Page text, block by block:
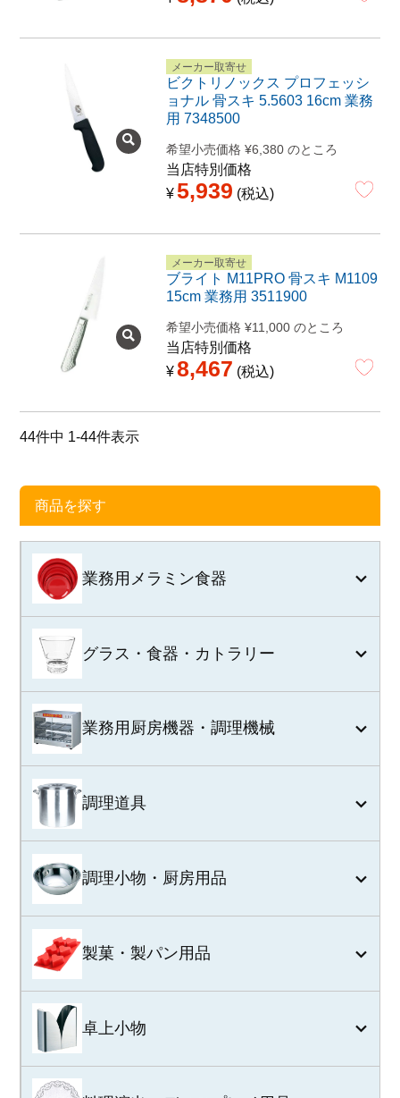
メーカー取寄せ
ビクトリノックス プロフェッシ
ョナル 骨スキ 5.5603 16cm 業務
用 7348500
希望小売価格 ¥6,380 のところ
当店特別価格
¥5,939 税込
メーカー取寄せ
ブライト M11PRO 骨スキ M1109
15cm 業務用 3511900
希望小売価格 ¥11,000 のところ
当店特別価格
¥8,467 税込
44件中 1-44件表示
商品を探す
業務用メラミン食器
グラス・食器・カトラリー
業務用厨房機器・調理機械
調理道具
調理小物・厨房用品
製菓・製パン用品
卓上小物